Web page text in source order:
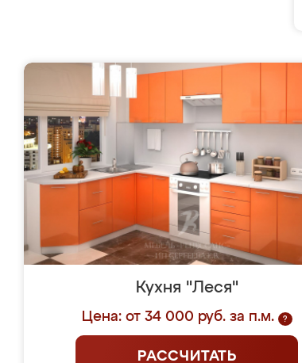
Кухня "Леся"
Цена: от 34 000 руб. за п.м. ?
РАССЧИТАТЬ